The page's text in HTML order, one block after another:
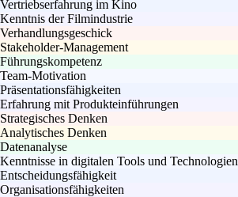
Vertriebserfahrung im Kino
Kenntnis der Filmindustrie
Verhandlungsgeschick
Stakeholder-Management
Führungskompetenz
Team-Motivation
Präsentationsfähigkeiten
Erfahrung mit Produkteinführungen
Strategisches Denken
Analytisches Denken
Datenanalyse
Kenntnisse in digitalen Tools und Technologien
Entscheidungsfähigkeit
Organisationsfähigkeiten